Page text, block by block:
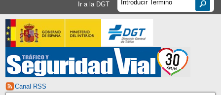
Ir a la DGT
Canal RSS